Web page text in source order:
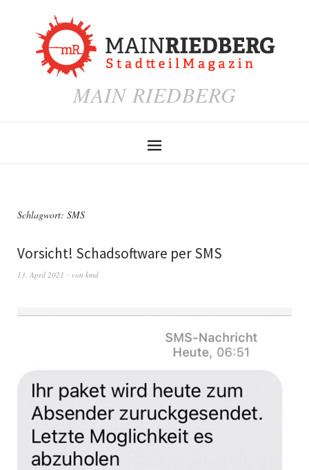
MAIN RIEDBERG
Schlagwort: SMS
Vorsicht! Schadsoftware per SMS
13. April 2021 von kmd